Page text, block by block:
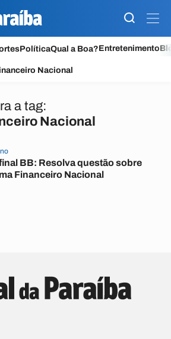
PolíticaQual a Boa?Entretenimento
Nacional
a tag:
Nacional
BB: Resolva questão sobre
Financeiro Nacional